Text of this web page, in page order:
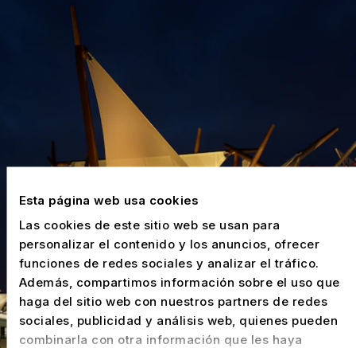
Esta página web usa cookies
Las cookies de este sitio web se usan para
personalizar el contenido y los anuncios, ofrecer
funciones de redes sociales y analizar el tráfico.
Además, compartimos información sobre el uso que
haga del sitio web con nuestros partners de redes
sociales, publicidad y análisis web, quienes pueden
combinarla con otra información que les haya